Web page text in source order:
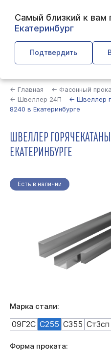
Самый близкий к
Екатеринбург
Подтвердить
← Главная ← Фасонный
← Швеллер 24П
← Швеллер
8240 в Екатеринбурге
ШВЕЛЛЕР
ЕКАТЕРИНБУРГЕ
Есть в наличии
Марка стали:
09Г2С С255 С355 Ст3сп
Форма проката: